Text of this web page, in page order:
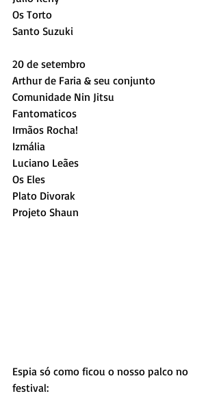
Os Torto
Santo Suzuki
20 de setembro
Arthur de Faria & seu conjunto
Comunidade Nin Jitsu
Fantomaticos
Irmãos Rocha!
Izmália
Luciano Leães
Os Eles
Plato Divorak
Projeto Shaun
Espia só como ficou o nosso palco no
festival: